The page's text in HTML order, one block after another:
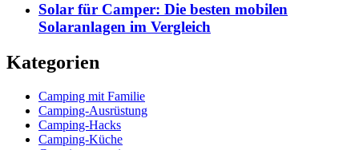
Solar für Camper: Die besten mobilen
Solaranlagen im Vergleich
Kategorien
Camping mit Familie
Camping-Ausrüstung
Camping-Hacks
Camping-Küche